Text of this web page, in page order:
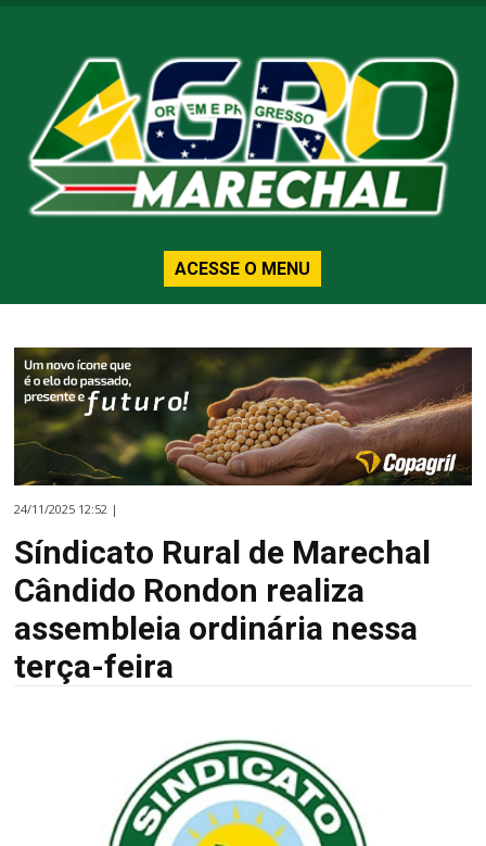
ACESSE O MENU
24/11/2025 12:52 |
Síndicato Rural de Marechal
Cândido Rondon realiza
assembleia ordinária nessa
terça-feira